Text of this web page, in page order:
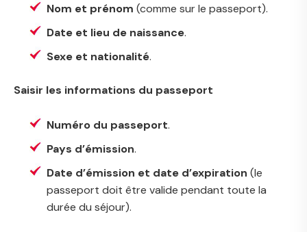
Nom et prénom (comme sur le passeport).
Date et lieu de naissance.
Sexe et nationalité.
Saisir les informations du passeport
Numéro du passeport.
Pays d’émission.
Date d’émission et date d’expiration (le
passeport doit être valide pendant toute la
durée du séjour).